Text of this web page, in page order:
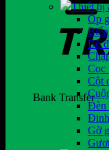
Bank Transfer
Thiết bị
Ốp
Bộ
Cọc
Cột
Đèn
Đinh
Gờ